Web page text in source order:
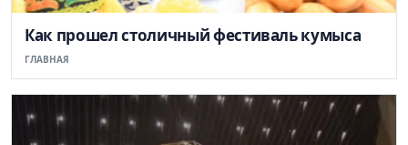
Как прошел столичный фестиваль кумыса
ГЛАВНАЯ